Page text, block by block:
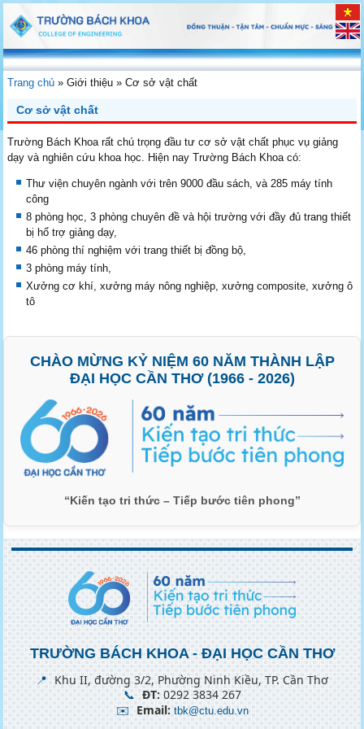
Trang chủ »Giới thiệu »Cơ sở vật chất
Cơ sở vật chất
Trường Bách Khoa rất chú trọng đầu tư cơ sở vật chất phục vụ giảng
dạy và nghiên cứu khoa học. Hiện nay Trường Bách Khoa có:
Thư viện chuyên ngànhvới trên 9000 đầu sách và 285 máy tính
công
8 phòng học, 3 phòng chuyên đề và hội trường với đầy đủ trang thiết
bị hổ trợ giảng dạy,
46 phòng thí nghiệm với trang thiết bị đồng bộ,
3 phòng máy tính,
Xưởng cơ khí, xưởng máy nông nghiệp, xưởng composite, xưởng ô
tô
CHÀO MỪNG KỶ NIỆM 60 NĂM THÀNH LẬP
ĐẠI HỌC CẦN THƠ (1966 - 2026)
“Kiến tạo tri thức – Tiếp bước tiên phong”
TRƯỜNG BÁCH KHOA - ĐẠI HỌC CẦN THƠ
📍 Khu II, đường 3/2, Phường Ninh Kiều, TP. Cần Thơ
📞 ĐT:0292 3834 267
✉️ Email: tbk@ctu.edu.vn